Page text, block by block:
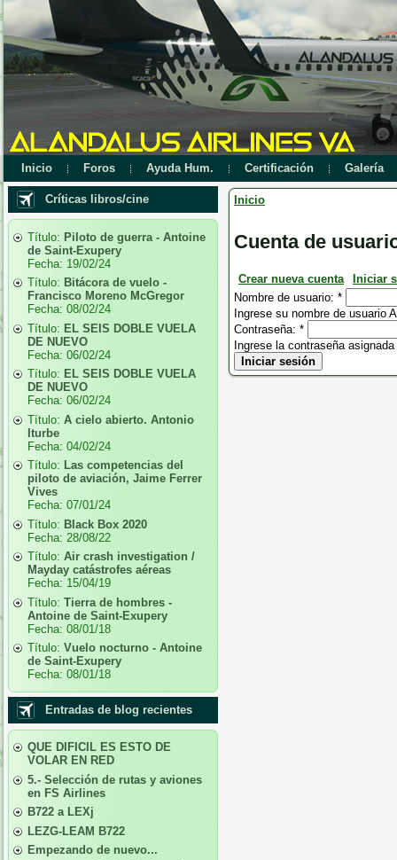
Inicio Foros Ayuda Hum. Certificación Galería
Críticas libros/cine
Título: Piloto de guerra - Antoine
de Saint-Exupery
Fecha: 19/02/24
Título: Bitácora de vuelo -
Francisco Moreno McGregor
Fecha: 08/02/24
Título: EL SEIS DOBLE VUELA
DE NUEVO
Fecha: 06/02/24
Título: EL SEIS DOBLE VUELA
DE NUEVO
Fecha: 06/02/24
Título: A cielo abierto. Antonio
Iturbe
Fecha: 04/02/24
Título: Las competencias del
piloto de aviación, Jaime Ferrer
Vives
Fecha: 07/01/24
Título: Black Box 2020
Fecha: 28/08/22
Título: Air crash investigation /
Mayday catástrofes aéreas
Fecha: 15/04/19
Título: Tierra de hombres -
Antoine de Saint-Exupery
Fecha: 08/01/18
Título: Vuelo nocturno - Antoine
de Saint-Exupery
Fecha: 08/01/18
Entradas de blog recientes
QUE DIFICIL ES ESTO DE
VOLAR EN RED
5.- Selección de rutas y aviones
en FS Airlines
B722 a LEXj
LEZG-LEAM B722
Empezando de nuevo...
Inicio
Cuenta de
Crear nueva cuenta
Iniciar
Nombre de usuario: *
Ingrese su nombre de usuario
Contraseña: *
Ingrese la contraseña